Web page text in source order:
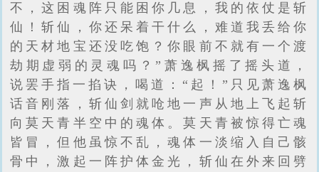
不，这困魂阵只能困你几息，我的依仗是斩
仙！斩仙，你还呆着干什么，难道我丢给你
的天材地宝还没吃饱？你眼前不就有一个渡
劫期虚弱的灵魂吗？”萧逸枫摇了摇头道，
说罢手指一掐诀，喝道：“起！”只见萧逸枫
话音刚落，斩仙剑就呛地一声从地上飞起斩
向莫天青半空中的魂体。莫天青被惊得亡魂
皆冒，但他虽惊不乱，魂体一淡缩入自己骸
骨中，激起一阵护体金光，斩仙在外来回劈